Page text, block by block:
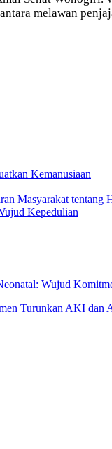
melawan
Kemanusiaan
Masyarakat tentang
Kepedulian
Wujud
Turunkan AKI dan